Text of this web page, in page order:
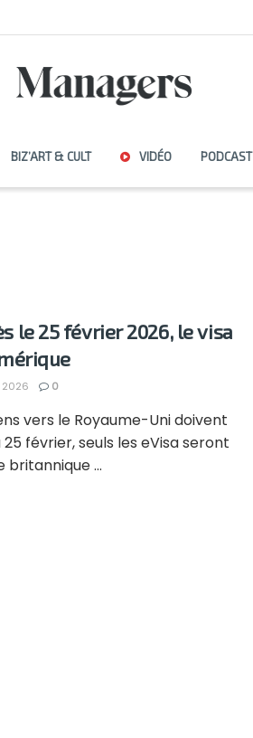
BIZ’ART & CULT VIDÉO PODCAST
le 25 février 2026, le visa
2026 0
vers le Royaume-Uni doivent
février, seuls les eVisa seront
britannique ...